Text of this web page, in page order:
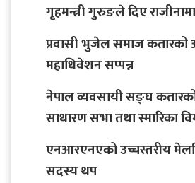
गृहमन्त्री गुरुङले दिए राजीनामा
प्रवासी भुजेल समाज
महाधिवेशन सप्पन्न
नेपाल व्यवसायी सङ्घ कतारको
साधारण सभा तथा स्मारिका
एनआरएनएको उच्चस्तरीय
सदस्य थप